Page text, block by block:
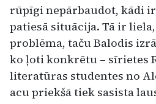
rūpīgi nepārbaudot, kādi
patiesā situācija. Tā ir
problēma, taču Balodis
ko ļoti konkrētu – sīrietes
literatūras studentes no
acu priekšā tiek sasista